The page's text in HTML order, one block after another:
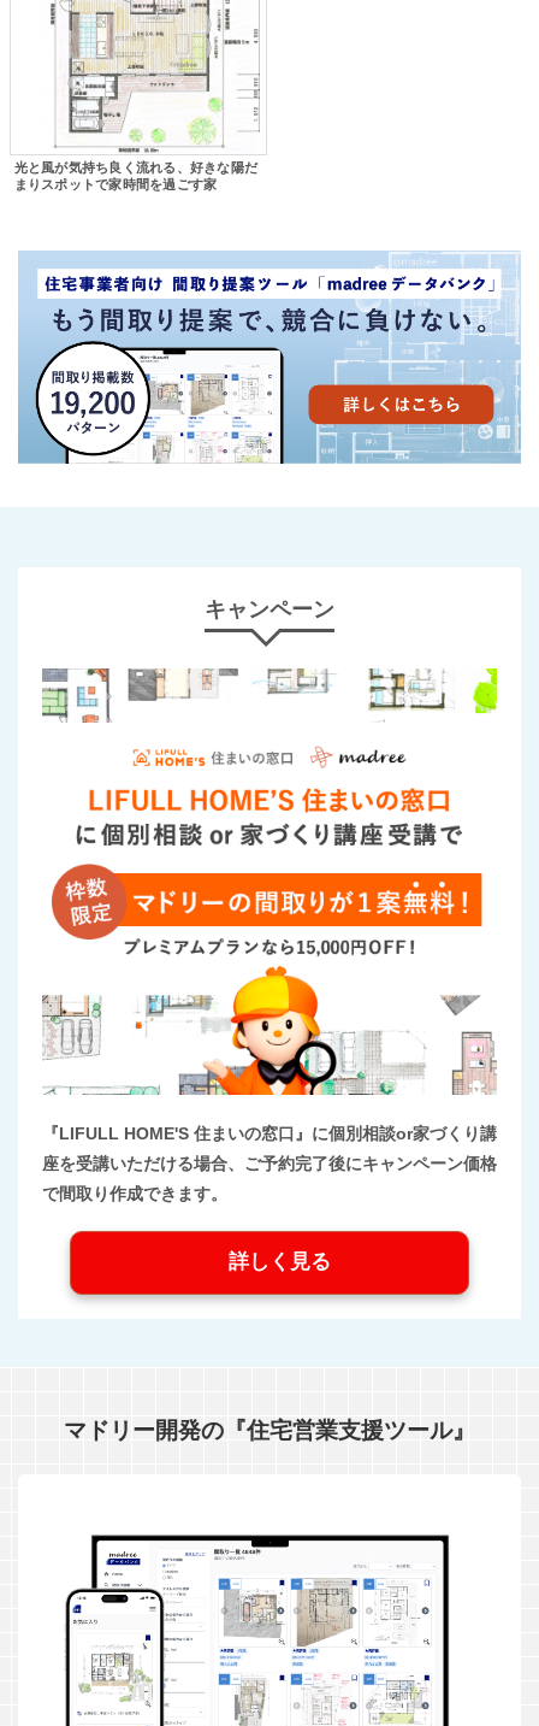
光と風が気持ち良く流れる、好きな陽だ
まりスポットで家時間を過ごす家
キャンペーン
『LIFULL HOME'S 住まいの窓口』に個別相談or家づくり講
座を受講いただける場合、ご予約完了後にキャンペーン価格
で間取り作成できます。
詳しく見る
マドリー開発の『住宅営業支援ツール』